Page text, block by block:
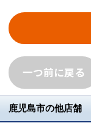
一つ前に戻る
鹿児島市の他店舗